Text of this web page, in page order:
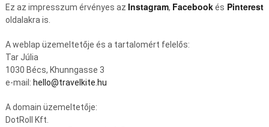
Ez az impresszum érvényes az Instagram, Facebookés Pinterest
oldalakra is.
A weblap üzemeltetője és a tartalomért felelős:
Tar Júlia
1030 Bécs, Khunngasse 3
e-mail: hello@travelkite.hu
A domain üzemeltetője:
DotRoll Kft.